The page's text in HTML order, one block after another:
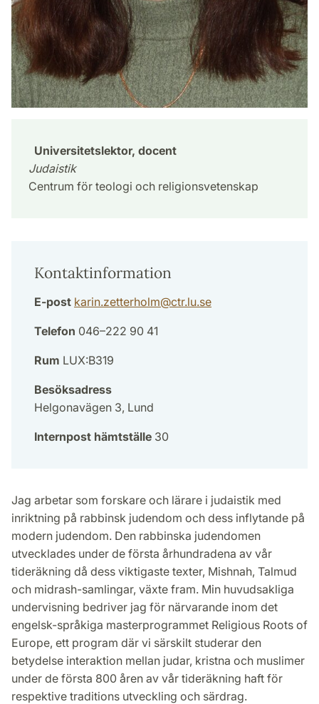
Universitetslektor, docent
Judaistik
Centrum för teologi och religionsvetenskap
Kontaktinformation
E-post karin.zetterholm@ctr.lu.se
Telefon 046–222 90 41
Rum LUX:B319
Besöksadress
Helgonavägen 3, Lund
Internpost hämtställe 30
Jag arbetar som forskare och lärare i judaistik med
inriktning på rabbinsk judendom och dess inflytande på
modern judendom. Den rabbinska judendomen
utvecklades under de första århundradena av vår
tideräkning då dess viktigaste texter, Mishnah, Talmud
och midrash-samlingar, växte fram. Min huvudsakliga
undervisning bedriver jag för närvarande inom det
engelsk-språkiga masterprogrammet Religious Roots of
Europe, ett program där vi särskilt studerar den
betydelse interaktion mellan judar, kristna och muslimer
under de första 800 åren av vår tideräkning haft för
respektive traditions utveckling och särdrag.